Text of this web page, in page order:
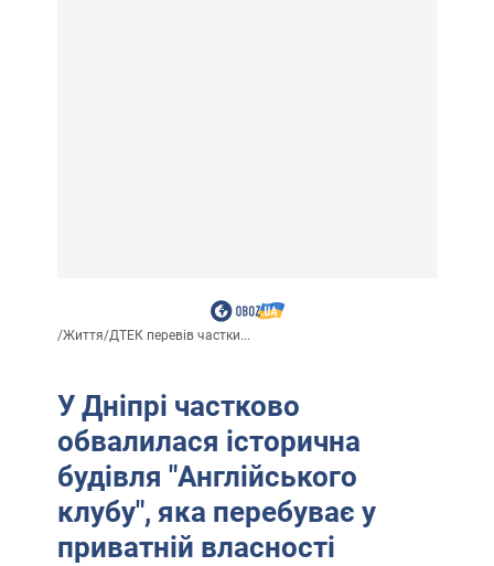
/Життя/ДТЕК перевів частки...
У Дніпрі частково
обвалилася історична
будівля "Англійського
клубу", яка перебуває у
приватній власності